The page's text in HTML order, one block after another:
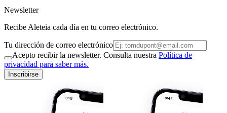
Newsletter
Recibe Aleteia cada día en tu correo electrónico.
Tu dirección de correo electrónico
Acepto recibir la newsletter. Consulta nuestra Política de
privacidad para saber más.
Inscribirse